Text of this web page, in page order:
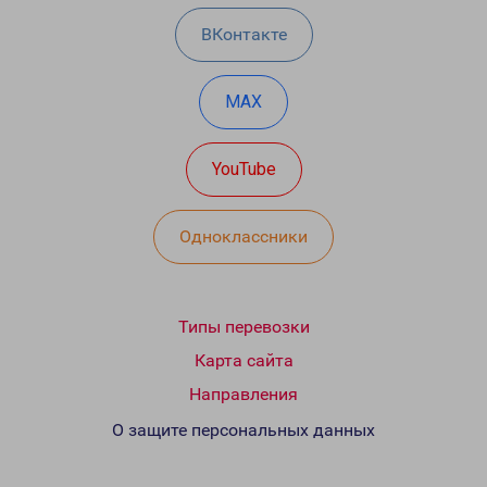
ВКонтакте
MAX
YouTube
Одноклассники
Типы перевозки
Карта сайта
Направления
О защите персональных данных